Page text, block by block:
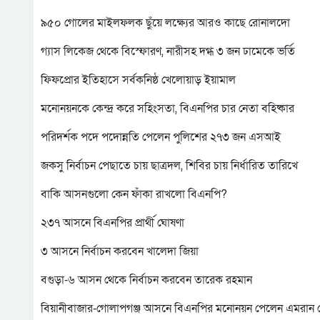
৯৫০ গোলের মাইলফলক ছুঁয়ে লক্ষ্যের আরও কাছে রোনালদো
গ্যাস লিকেজ থেকে বিস্ফোরণ, নারীসহ দগ্ধ ৩ জন ঢামেকে ভর্তি
ফিফপ্রোর ইতিহাসে সর্বকনিষ্ঠ খেলোয়াড় ইয়ামাল
মনোনয়নকে কেন্দ্র করে সহিংসতা, বিএনপির চার নেতা বহিষ্কার
পরিদর্শক পদে পদোন্নতি পেলেন পুলিশের ২৭৩ জন এসআই
জকসু নির্বাচন পেছাতে চায় ছাত্রদল, শিবির চায় নির্ধারিত তারিখে
বাকি আসনগুলো কেন ফাঁকা রাখলো বিএনপি?
২৩৭ আসনে বিএনপির প্রার্থী ঘোষণা
৩ আসনে নির্বাচন করবেন খালেদা জিয়া
বগুড়া-৬ আসন থেকে নির্বাচন করবেন তারেক রহমান
বিয়ানীবাজার-গোলাপগঞ্জ আসনে বিএনপির মনোনয়ন পেলেন এমরান